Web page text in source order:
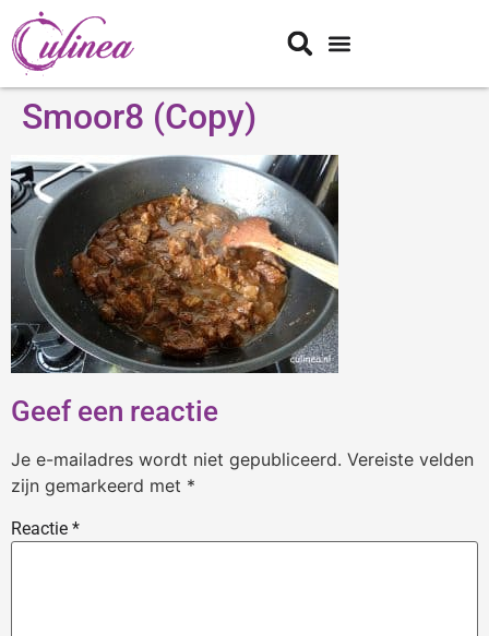
Smoor8 (Copy)
Geef een reactie
Je e-mailadres wordt niet gepubliceerd. Vereiste velden
zijn gemarkeerd met *
Reactie *